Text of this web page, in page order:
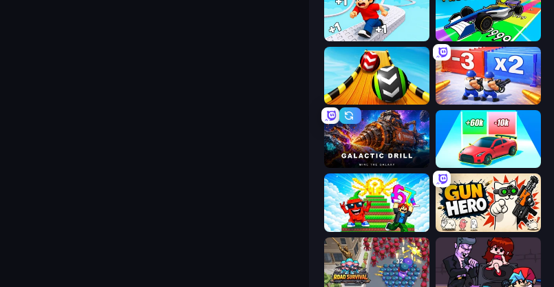
Speed per Click: Obby Obby Car Challenge: Drive
Sky Balls 3D Battle Brigade
Galactic Drill
Run and Jump for Brainrot Gun Hero: Cat Survival